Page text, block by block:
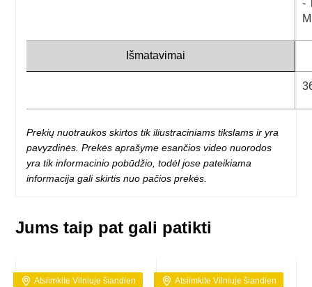
-
Išmatavimai
Prekių nuotraukos skirtos tik iliustraciniams tikslams ir yra
pavyzdinės. Prekės aprašyme esančios video nuorodos
yra tik informacinio pobūdžio, todėl jose pateikiama
informacija gali skirtis nuo pačios prekės.
Jums taip pat gali patikti
Atsiimkite Vilniuje šiandien Atsiimkite Vilniuje šiandien